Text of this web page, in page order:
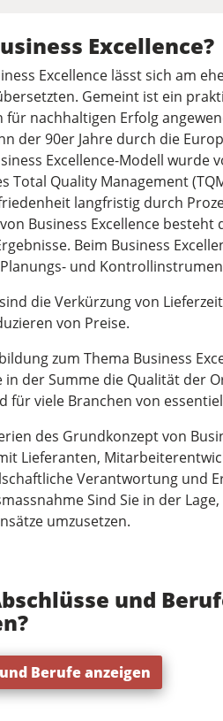
Excellence?
Excellence lässt sich am
Gemeint ist ein
für nachhaltigen Erfolg
der 90er Jahre durch die
Excellence-Modell
Total Quality Management
langfristig durch
Business Excellence
Beim Business
und
die Verkürzung von
von Preise.
zum Thema Business
in der Summe die Qualität der
für viele Branchen von
des Grundkonzept von
Lieferanten,
Verantwortung und
Sind Sie in der
umzusetzen.
und
Berufe anzeigen